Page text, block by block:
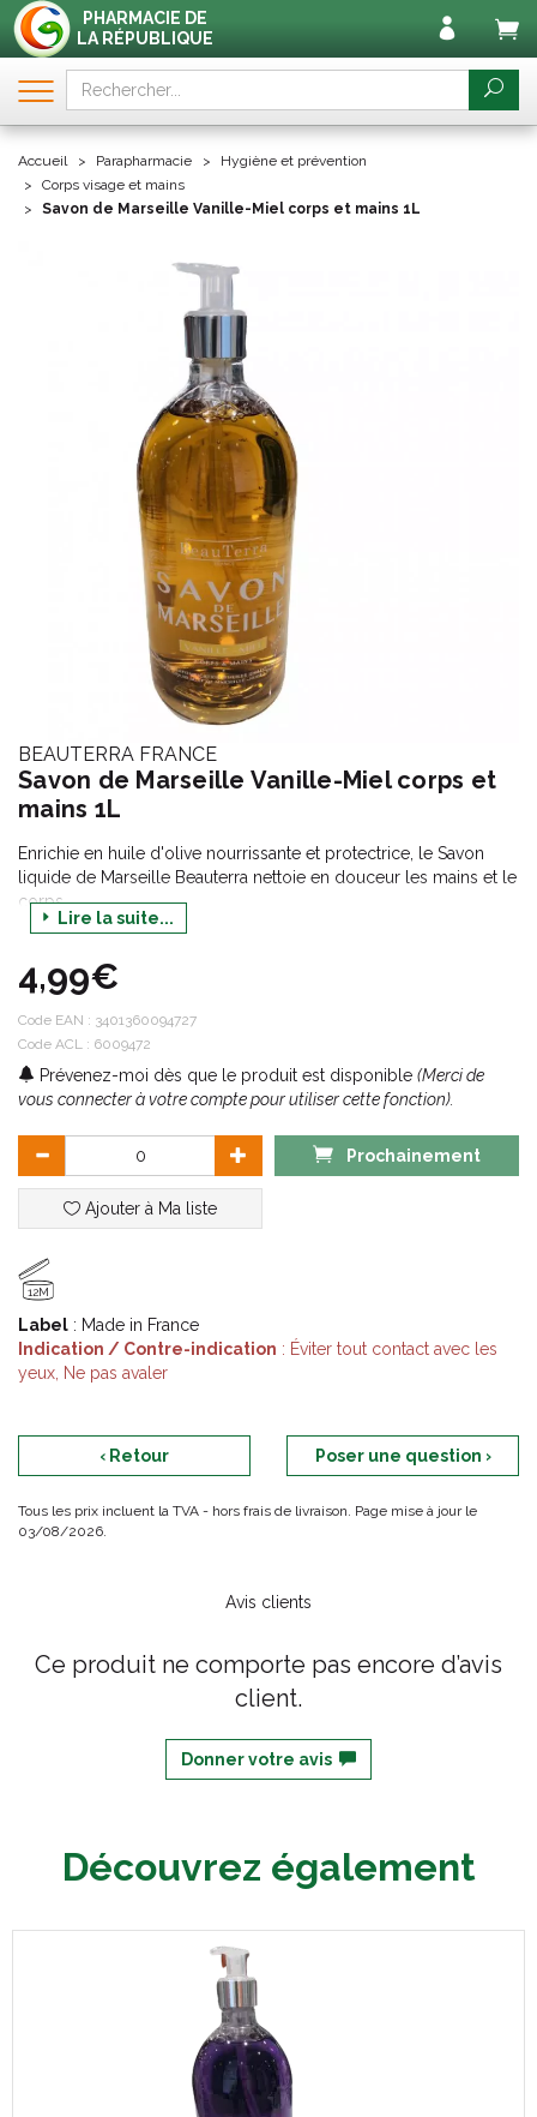
PHARMACIE DE
LA RÉPUBLIQUE
Accueil Parapharmacie
Hygiène et prévention
Corps visage et mains
Savon de Marseille Vanille-Miel corps et mains 1L
BEAUTERRA FRANCE
Savon de Marseille Vanille-Miel corps et
mains 1L
Enrichie en huile d'olive nourrissante et protectrice, le Savon
liquide de Marseille Beauterra nettoie en douceur les mains et le
corps.
Fabriqué dans la pure tradition marseillaise par un maître
au chaudron.
Naturellement riche en glycérine hydratante et en acides gras
essentiels, ce savon protège la peau de la déshydratation. .
Fabriqué par saponification d'huiles d'olive et de coprah.
Produit fabriqué à partir d'ingrédients naturels qui respectent
d'origine naturelle.
Sans conservateur, sans tensio-actifs de synthèse (sulfate), sans
paraben, sans huile de palme, sans graisses animales.
Lire la suite...
4,99€
Code EAN : 3401360094727
Code ACL : 6009472
Prévenez-moi dès que le produit est disponible (Merci de
vous connecter à votre compte pour utiliser cette fonction).
Prochainement
Ajouter à Ma liste
12M
Label : Made in France
Indication / Contre-indication : Éviter tout contact avec les
yeux, Ne pas avaler
‹ Retour Poser une question ›
Tous les prix incluent la TVA - hors frais de livraison. Page mise à jour le
03/08/2026.
Avis clients
Ce produit ne comporte pas encore d’avis
client.
Donner votre avis
Découvrez également